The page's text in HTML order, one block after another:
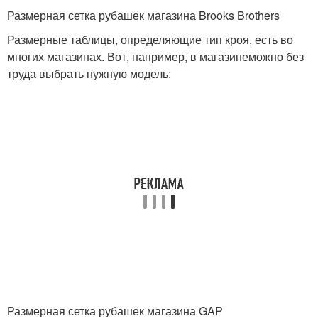
Размерная сетка рубашек магазина Brooks Brothers
Размерные таблицы, определяющие тип кроя, есть во
многих магазинах. Вот, например, в магазинеможно без
труда выбрать нужную модель:
Размерная сетка рубашек магазина GAP